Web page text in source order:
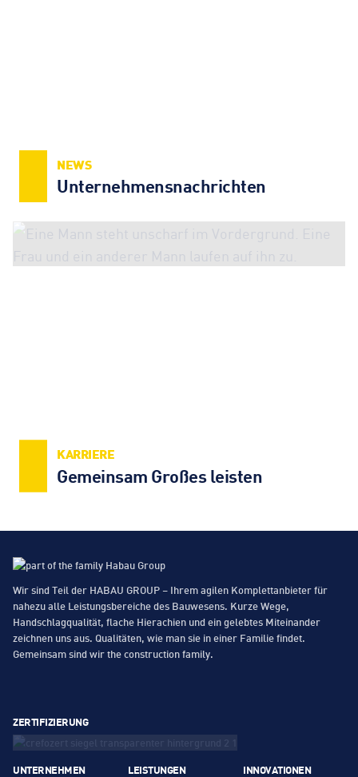
NEWS
Unternehmens­nachrichten
KARRIERE
Gemeinsam Großes leisten
Wir sind Teil der HABAU GROUP – Ihrem agilen Komplettanbieter für
nahezu alle Leistungsbereiche des Bauwesens. Kurze Wege,
Handschlagqualität, flache Hierachien und ein gelebtes Miteinander
zeichnen uns aus. Qualitäten, wie man sie in einer Familie findet.
Gemeinsam sind wir the construction family.
ZERTIFIZIERUNG
UNTERNEHMEN LEISTUNGEN INNOVATIONEN